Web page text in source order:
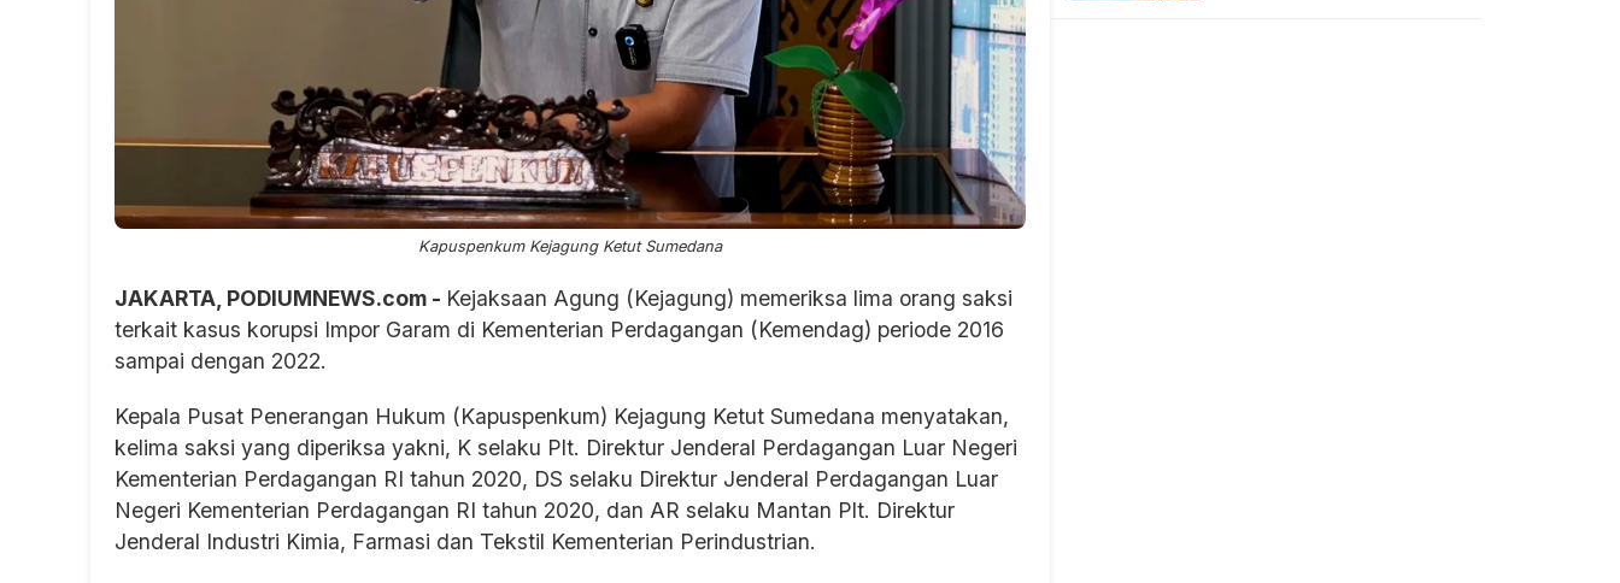
Kapuspenkum Kejagung Ketut Sumedana
JAKARTA, PODIUMNEWS.com - Kejaksaan Agung (Kejagung) memeriksa lima orang saksi
terkait kasus korupsi Impor Garam di Kementerian Perdagangan (Kemendag) periode 2016
sampai dengan 2022.
Kepala Pusat Penerangan Hukum (Kapuspenkum) Kejagung Ketut Sumedana menyatakan,
kelima saksi yang diperiksa yakni, K selaku Plt. Direktur Jenderal Perdagangan Luar Negeri
Kementerian Perdagangan RI tahun 2020, DS selaku Direktur Jenderal Perdagangan Luar
Negeri Kementerian Perdagangan RI tahun 2020, dan AR selaku Mantan Plt. Direktur
Jenderal Industri Kimia, Farmasi dan Tekstil Kementerian Perindustrian.